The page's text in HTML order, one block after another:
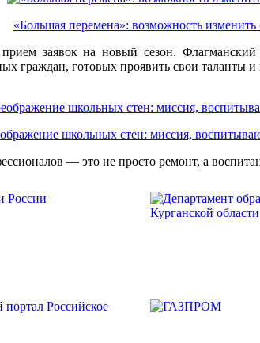
«Большая перемена»: возможность изменить
заявок на новый сезон.
граждан, готовых проявить свои таланты
школьных стен: миссия,
— это не просто ремонт, а